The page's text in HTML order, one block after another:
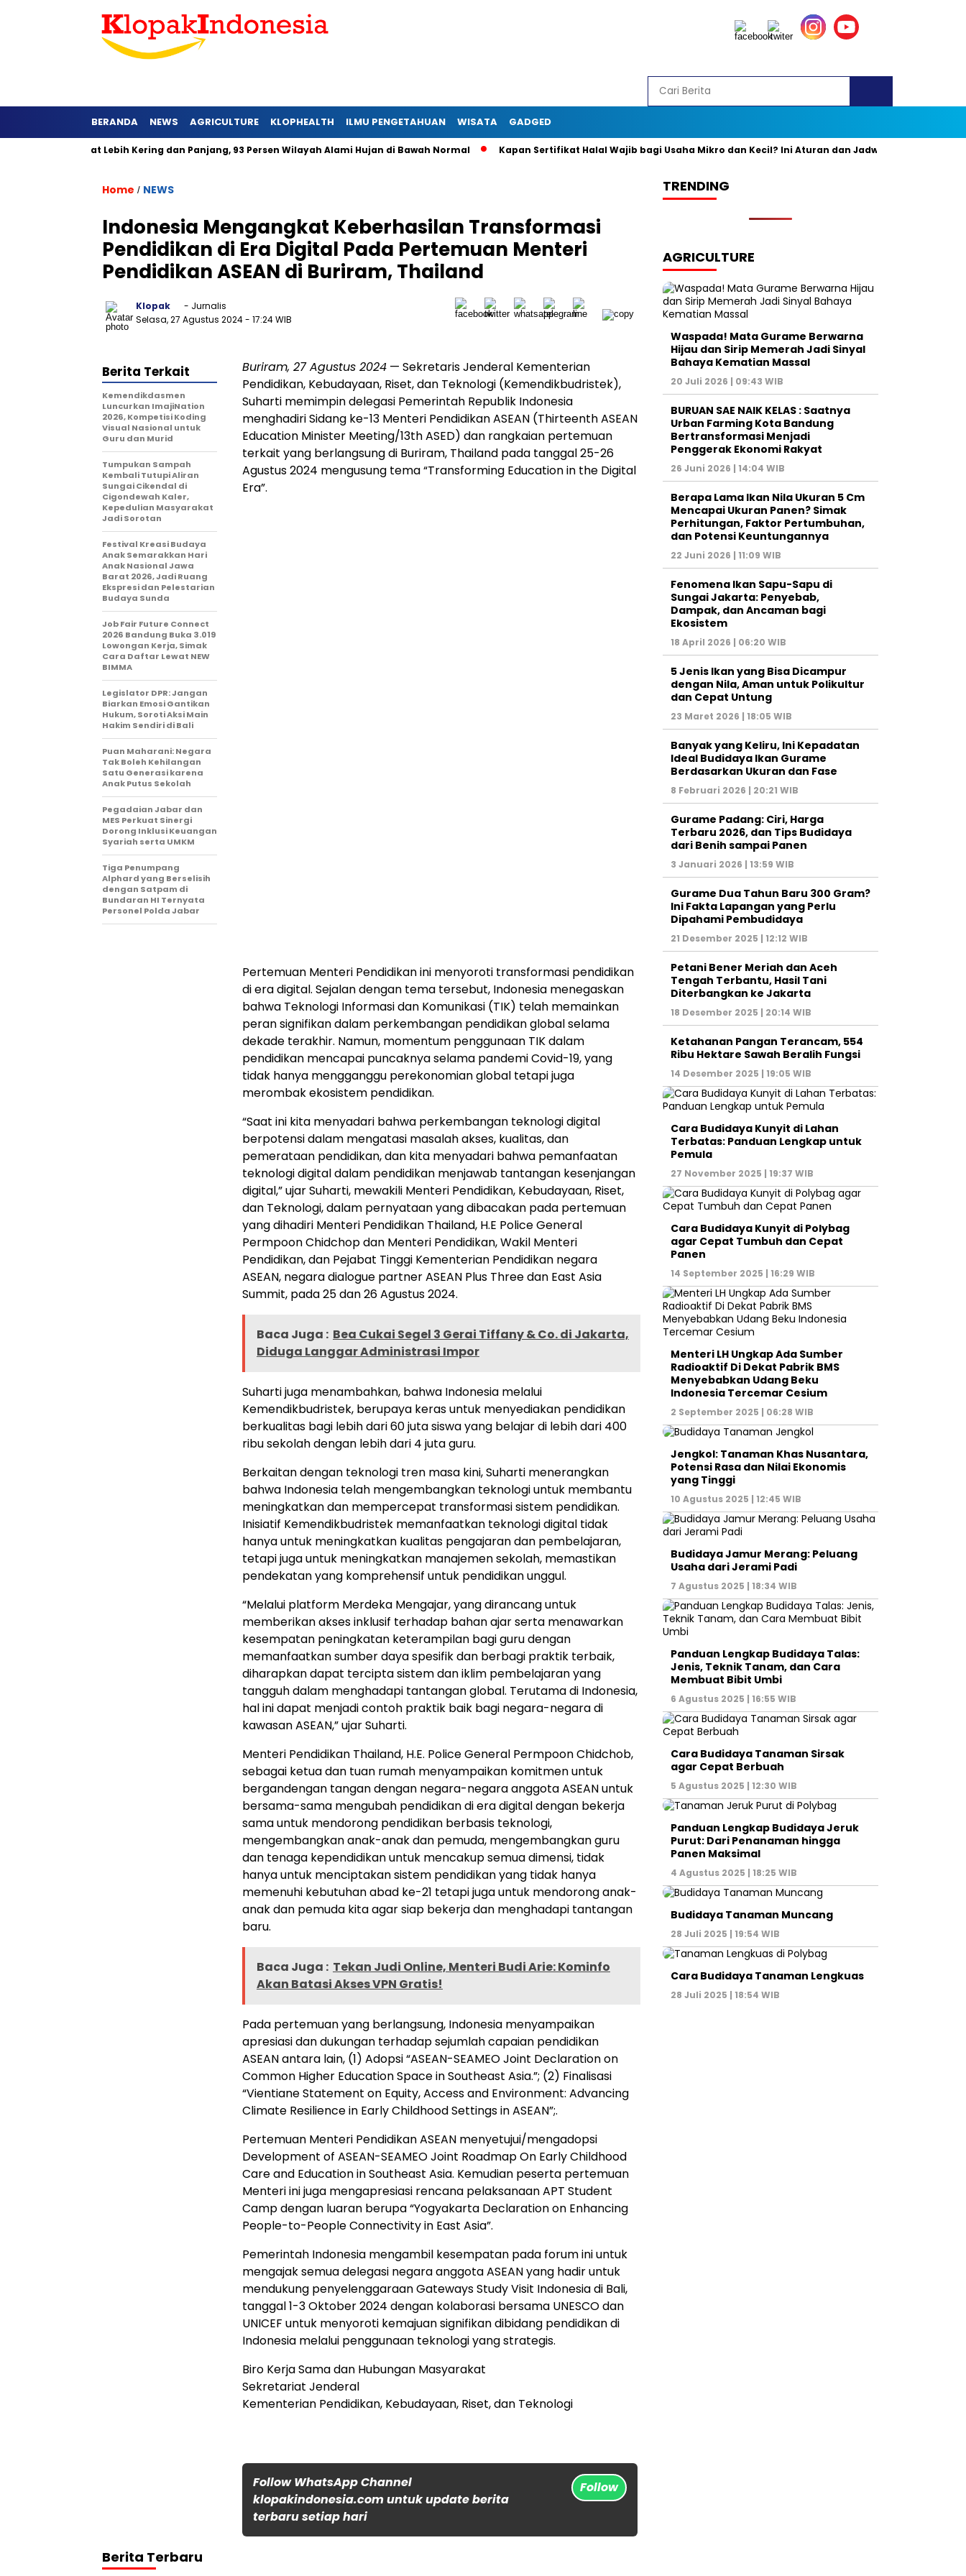
BERANDA NEWS AGRICULTURE KLOPHEALTH ILMU PENGETAHUAN WISATA GADGED
Jawa Barat Lebih Kering dan Panjang, 93 Persen Wilayah Alami Hujan di Bawah Normal Kapan Sertifikat Halal Wajib bagi Usaha Mikro dan Kecil? Ini Aturan dan Jadwal Resminya
Home / NEWS
Indonesia Mengangkat Keberhasilan Transformasi
Pendidikan di Era Digital Pada Pertemuan Menteri
Pendidikan ASEAN di Buriram, Thailand
Klopak
- Jurnalis
Selasa, 27 Agustus 2024- 17:24 WIB
Buriram, 27 Agustus 2024 — Sekretaris Jenderal Kementerian
Pendidikan, Kebudayaan, Riset, dan Teknologi (Kemendikbudristek),
Suharti memimpin delegasi Pemerintah Republik Indonesia
menghadiri Sidang ke-13 Menteri Pendidikan ASEAN (Thirteenth ASEAN
Education Minister Meeting/13th ASED) dan rangkaian pertemuan
terkait yang berlangsung di Buriram, Thailand pada tanggal 25-26
Agustus 2024 mengusung tema “Transforming Education in the Digital
Era”.
Pertemuan Menteri Pendidikan ini menyoroti transformasi pendidikan
di era digital. Sejalan dengan tema tersebut, Indonesia menegaskan
bahwa Teknologi Informasi dan Komunikasi (TIK) telah memainkan
peran signifikan dalam perkembangan pendidikan global selama
dekade terakhir. Namun, momentum penggunaan TIK dalam
pendidikan mencapai puncaknya selama pandemi Covid-19, yang
tidak hanya mengganggu perekonomian global tetapi juga
merombak ekosistem pendidikan.
“Saat ini kita menyadari bahwa perkembangan teknologi digital
berpotensi dalam mengatasi masalah akses, kualitas, dan
pemerataan pendidikan, dan kita menyadari bahwa pemanfaatan
teknologi digital dalam pendidikan menjawab tantangan kesenjangan
digital,” ujar Suharti, mewakili Menteri Pendidikan, Kebudayaan, Riset,
dan Teknologi, dalam pernyataan yang dibacakan pada pertemuan
yang dihadiri Menteri Pendidikan Thailand, H.E Police General
Permpoon Chidchop dan Menteri Pendidikan, Wakil Menteri
Pendidikan, dan Pejabat Tinggi Kementerian Pendidikan negara
ASEAN, negara dialogue partner ASEAN Plus Three dan East Asia
Summit, pada 25 dan 26 Agustus 2024.
Baca Juga : Bea Cukai Segel 3 Gerai Tiffany & Co. di Jakarta,
Diduga Langgar Administrasi Impor
Suharti juga menambahkan, bahwa Indonesia melalui
Kemendikbudristek, berupaya keras untuk menyediakan pendidikan
berkualitas bagi lebih dari 60 juta siswa yang belajar di lebih dari 400
ribu sekolah dengan lebih dari 4 juta guru.
Berkaitan dengan teknologi tren masa kini, Suharti menerangkan
bahwa Indonesia telah mengembangkan teknologi untuk membantu
meningkatkan dan mempercepat transformasi sistem pendidikan.
Inisiatif Kemendikbudristek memanfaatkan teknologi digital tidak
hanya untuk meningkatkan kualitas pengajaran dan pembelajaran,
tetapi juga untuk meningkatkan manajemen sekolah, memastikan
pendekatan yang komprehensif untuk pendidikan unggul.
“Melalui platform Merdeka Mengajar, yang dirancang untuk
memberikan akses inklusif terhadap bahan ajar serta menawarkan
kesempatan peningkatan keterampilan bagi guru dengan
memanfaatkan sumber daya spesifik dan berbagi praktik terbaik,
diharapkan dapat tercipta sistem dan iklim pembelajaran yang
tangguh dalam menghadapi tantangan global. Terutama di Indonesia,
hal ini dapat menjadi contoh praktik baik bagi negara-negara di
kawasan ASEAN,” ujar Suharti.
Menteri Pendidikan Thailand, H.E. Police General Permpoon Chidchob,
sebagai ketua dan tuan rumah menyampaikan komitmen untuk
bergandengan tangan dengan negara-negara anggota ASEAN untuk
bersama-sama mengubah pendidikan di era digital dengan bekerja
sama untuk mendorong pendidikan berbasis teknologi,
mengembangkan anak-anak dan pemuda, mengembangkan guru
dan tenaga kependidikan untuk mencakup semua dimensi, tidak
hanya untuk menciptakan sistem pendidikan yang tidak hanya
memenuhi kebutuhan abad ke-21 tetapi juga untuk mendorong anak-
anak dan pemuda kita agar siap bekerja dan menghadapi tantangan
baru.
Baca Juga : Tekan Judi Online, Menteri Budi Arie: Kominfo
Akan Batasi Akses VPN Gratis!
Pada pertemuan yang berlangsung, Indonesia menyampaikan
apresiasi dan dukungan terhadap sejumlah capaian pendidikan
ASEAN antara lain, (1) Adopsi “ASEAN-SEAMEO Joint Declaration on
Common Higher Education Space in Southeast Asia.”; (2) Finalisasi
“Vientiane Statement on Equity, Access and Environment: Advancing
Climate Resilience in Early Childhood Settings in ASEAN”;.
Pertemuan Menteri Pendidikan ASEAN menyetujui/mengadopsi
Development of ASEAN-SEAMEO Joint Roadmap On Early Childhood
Care and Education in Southeast Asia. Kemudian peserta pertemuan
Menteri ini juga mengapresiasi rencana pelaksanaan APT Student
Camp dengan luaran berupa “Yogyakarta Declaration on Enhancing
People-to-People Connectivity in East Asia”.
Pemerintah Indonesia mengambil kesempatan pada forum ini untuk
mengajak semua delegasi negara anggota ASEAN yang hadir untuk
mendukung penyelenggaraan Gateways Study Visit Indonesia di Bali,
tanggal 1-3 Oktober 2024 dengan kolaborasi bersama UNESCO dan
UNICEF untuk menyoroti kemajuan signifikan dibidang pendidikan di
Indonesia melalui penggunaan teknologi yang strategis.
Biro Kerja Sama dan Hubungan Masyarakat
Sekretariat Jenderal
Kementerian Pendidikan, Kebudayaan, Riset, dan Teknologi
Follow WhatsApp Channel
klopakindonesia.com untuk update berita
terbaru setiap hari
Follow
Berita Terkait
Kemendikdasmen
Luncurkan ImajiNation
2026, Kompetisi Koding
Visual Nasional untuk
Guru dan Murid
Tumpukan Sampah
Kembali Tutupi Aliran
Sungai Cikendal di
Cigondewah Kaler,
Kepedulian Masyarakat
Jadi Sorotan
Festival Kreasi Budaya
Anak Semarakkan Hari
Anak Nasional Jawa
Barat 2026, Jadi Ruang
Ekspresi dan Pelestarian
Budaya Sunda
Job Fair Future Connect
2026 Bandung Buka 3.019
Lowongan Kerja, Simak
Cara Daftar Lewat NEW
BIMMA
Legislator DPR: Jangan
Biarkan Emosi Gantikan
Hukum, Soroti Aksi Main
Hakim Sendiri di Bali
Puan Maharani: Negara
Tak Boleh Kehilangan
Satu Generasi karena
Anak Putus Sekolah
Pegadaian Jabar dan
MES Perkuat Sinergi
Dorong Inklusi Keuangan
Syariah serta UMKM
Tiga Penumpang
Alphard yang Berselisih
dengan Satpam di
Bundaran HI Ternyata
Personel Polda Jabar
Berita Terbaru
TRENDING
AGRICULTURE
Waspada! Mata Gurame Berwarna
Hijau dan Sirip Memerah Jadi Sinyal
Bahaya Kematian Massal
20 Juli 2026 | 09:43 WIB
BURUAN SAE NAIK KELAS : Saatnya
Urban Farming Kota Bandung
Bertransformasi Menjadi
Penggerak Ekonomi Rakyat
26 Juni 2026 | 14:04 WIB
Berapa Lama Ikan Nila Ukuran 5 Cm
Mencapai Ukuran Panen? Simak
Perhitungan, Faktor Pertumbuhan,
dan Potensi Keuntungannya
22 Juni 2026 | 11:09 WIB
Fenomena Ikan Sapu-Sapu di
Sungai Jakarta: Penyebab,
Dampak, dan Ancaman bagi
Ekosistem
18 April 2026 | 06:20 WIB
5 Jenis Ikan yang Bisa Dicampur
dengan Nila, Aman untuk Polikultur
dan Cepat Untung
23 Maret 2026 | 18:05 WIB
Banyak yang Keliru, Ini Kepadatan
Ideal Budidaya Ikan Gurame
Berdasarkan Ukuran dan Fase
8 Februari 2026 | 20:21 WIB
Gurame Padang: Ciri, Harga
Terbaru 2026, dan Tips Budidaya
dari Benih sampai Panen
3 Januari 2026 | 13:59 WIB
Gurame Dua Tahun Baru 300 Gram?
Ini Fakta Lapangan yang Perlu
Dipahami Pembudidaya
21 Desember 2025 | 12:12 WIB
Petani Bener Meriah dan Aceh
Tengah Terbantu, Hasil Tani
Diterbangkan ke Jakarta
18 Desember 2025 | 20:14 WIB
Ketahanan Pangan Terancam, 554
Ribu Hektare Sawah Beralih Fungsi
14 Desember 2025 | 19:05 WIB
Cara Budidaya Kunyit di Lahan
Terbatas: Panduan Lengkap untuk
Pemula
27 November 2025 | 19:37 WIB
Cara Budidaya Kunyit di Polybag
agar Cepat Tumbuh dan Cepat
Panen
14 September 2025 | 16:29 WIB
Menteri LH Ungkap Ada Sumber
Radioaktif Di Dekat Pabrik BMS
Menyebabkan Udang Beku
Indonesia Tercemar Cesium
2 September 2025 | 06:28 WIB
Jengkol: Tanaman Khas Nusantara,
Potensi Rasa dan Nilai Ekonomis
yang Tinggi
10 Agustus 2025 | 12:45 WIB
Budidaya Jamur Merang: Peluang
Usaha dari Jerami Padi
7 Agustus 2025 | 18:34 WIB
Panduan Lengkap Budidaya Talas:
Jenis, Teknik Tanam, dan Cara
Membuat Bibit Umbi
6 Agustus 2025 | 16:55 WIB
Cara Budidaya Tanaman Sirsak
agar Cepat Berbuah
5 Agustus 2025 | 12:30 WIB
Panduan Lengkap Budidaya Jeruk
Purut: Dari Penanaman hingga
Panen Maksimal
4 Agustus 2025 | 18:25 WIB
Budidaya Tanaman Muncang
28 Juli 2025 | 19:54 WIB
Cara Budidaya Tanaman Lengkuas
28 Juli 2025 | 18:54 WIB